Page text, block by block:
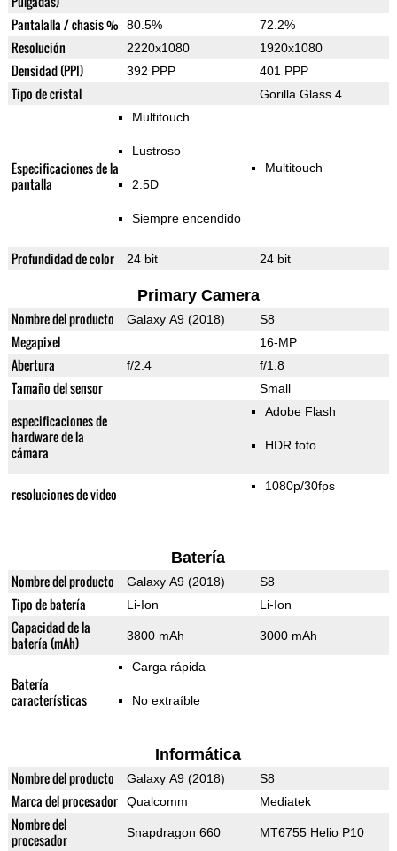
Pantalalla / chasis % 80.5% 72.2%
Resolución 2220x1080 1920x1080
Densidad (PPI) 392 PPP 401 PPP
Tipo de cristal Gorilla Glass 4
Especificaciones de la
pantalla
Multitouch
Lustroso
2.5D
Siempre encendido
Multitouch
Profundidad de color 24 bit 24 bit
Primary Camera
Nombre del producto Galaxy A9 (2018) S8
Megapixel 16-MP
Abertura f/2.4 f/1.8
Tamaño del sensor Small
especificaciones de
hardware de la
cámara
Adobe Flash
HDR foto
resoluciones de video 1080p/30fps
Batería
Nombre del producto Galaxy A9 (2018) S8
Tipo de batería Li-Ion Li-Ion
Capacidad de la
batería (mAh)
3800 mAh 3000 mAh
Batería
características
Carga rápida
No extraíble
Informática
Nombre del producto Galaxy A9 (2018) S8
Marca del procesador Qualcomm Mediatek
Nombre del
procesador
Snapdragon 660 MT6755 Helio P10